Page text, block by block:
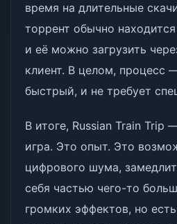
время на длительные
торрент обычно
и её можно загрузить
клиент. В целом, процесс
быстрый, и не требует
В итоге, Russian Train Trip
игра. Это опыт. Это
цифрового шума,
себя частью чего-то
громких эффектов, но